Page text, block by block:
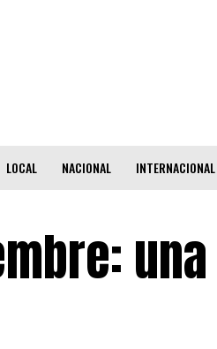
LOCAL NACIONAL INTERNACIONAL